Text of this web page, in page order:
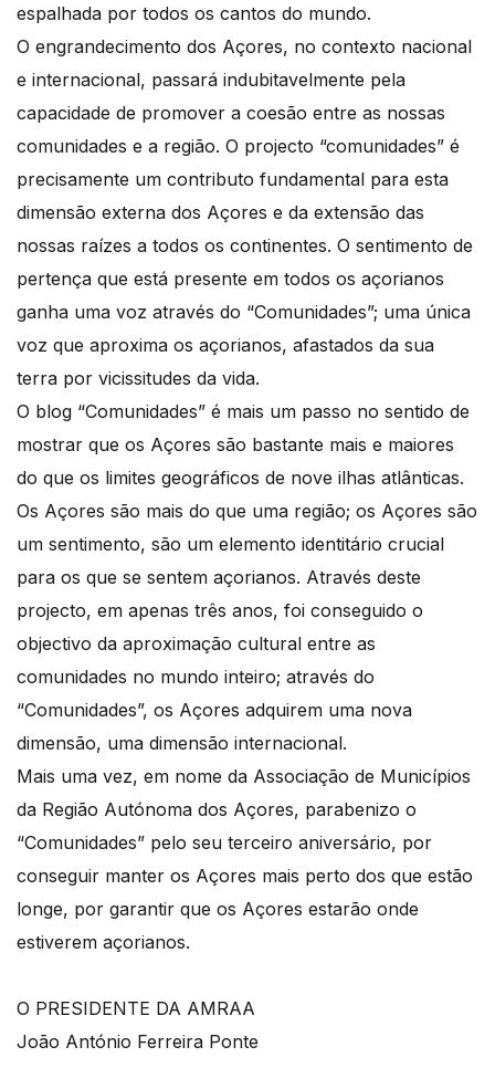
espalhada por todos os cantos do mundo.
O engrandecimento dos Açores, no contexto nacional
e internacional, passará indubitavelmente pela
capacidade de promover a coesão entre as nossas
comunidades e a região. O projecto “comunidades” é
precisamente um contributo fundamental para esta
dimensão externa dos Açores e da extensão das
nossas raízes a todos os continentes. O sentimento de
pertença que está presente em todos os açorianos
ganha uma voz através do “Comunidades”; uma única
voz que aproxima os açorianos, afastados da sua
terra por vicissitudes da vida.
O blog “Comunidades” é mais um passo no sentido de
mostrar que os Açores são bastante mais e maiores
do que os limites geográficos de nove ilhas atlânticas.
Os Açores são mais do que uma região; os Açores são
um sentimento, são um elemento identitário crucial
para os que se sentem açorianos. Através deste
projecto, em apenas três anos, foi conseguido o
objectivo da aproximação cultural entre as
comunidades no mundo inteiro; através do
“Comunidades”, os Açores adquirem uma nova
dimensão, uma dimensão internacional.
Mais uma vez, em nome da Associação de Municípios
da Região Autónoma dos Açores, parabenizo o
“Comunidades” pelo seu terceiro aniversário, por
conseguir manter os Açores mais perto dos que estão
longe, por garantir que os Açores estarão onde
estiverem açorianos.
O PRESIDENTE DA AMRAA
João António Ferreira Ponte